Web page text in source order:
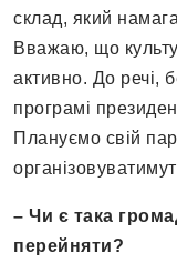
склад, який
Вважаю, що
активно. До речі,
програмі
Плануємо свій
– Чи є така
перейняти?